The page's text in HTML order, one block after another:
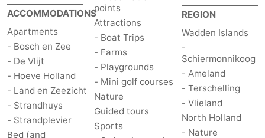
Mini
golf
courses
Nature
Guided
tours
Sports
Swimming
-
ACCOMMODATIONS
Apartments
- Bosch en Zee
- De Vlijt
- Hoeve Holland
- Land en Zeezicht
- Strandhuys
- Strandplevier
Bed (and
points
Attractions
- Boat Trips
- Farms
- Playgrounds
- Mini golf courses
Nature
Guided tours
Sports
REGION
Wadden Islands
-
Schiermonnikoog
- Ameland
- Terschelling
- Vlieland
North Holland
- Nature